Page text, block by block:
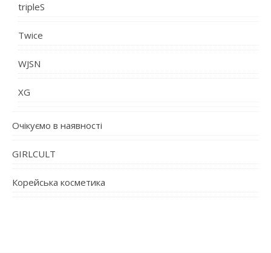
tripleS
Twice
WJSN
XG
Очікуємо в наявності
GIRLCULT
Корейська косметика